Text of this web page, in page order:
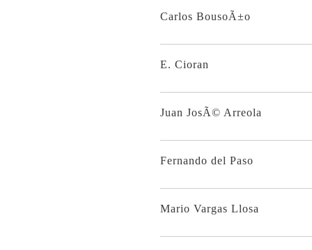
Carlos BousoÃ±o
E. Cioran
Juan JosÃ© Arreola
Fernando del Paso
Mario Vargas Llosa